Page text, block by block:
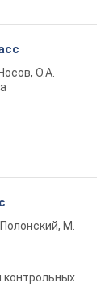
О.А.
М.
контрольных